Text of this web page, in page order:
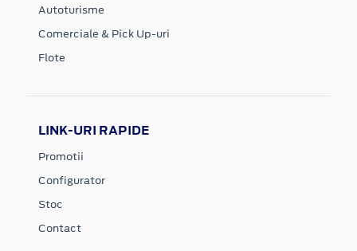
Autoturisme
Comerciale & Pick Up-uri
Flote
LINK-URI RAPIDE
Promotii
Configurator
Stoc
Contact